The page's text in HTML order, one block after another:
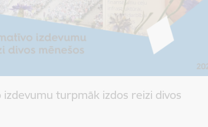
turpmāk izdos reizi divos